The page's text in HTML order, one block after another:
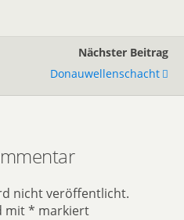
Nächster Beitrag
Donauwellenschacht
nicht veröffentlicht.
mit* markiert